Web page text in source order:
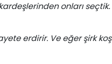
onları seçtik.
erdirir. Ve eğer şirk